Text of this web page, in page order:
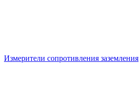
Измерители сопротивления заземления